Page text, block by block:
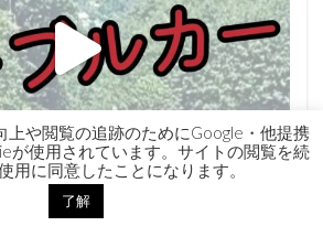
上や閲覧の追跡のためにGoogle・他提携
が使用されています。サイトの閲覧を続
用に同意したことになります。
了解